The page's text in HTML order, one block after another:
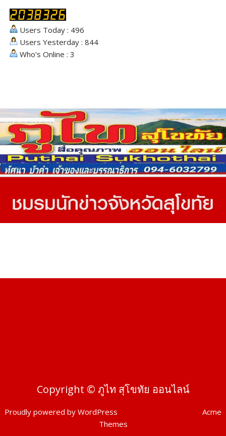
Users Today : 496
Users Yesterday : 844
Who's Online : 3
Copyright © ภูไท สุโขทัย ออนไลน์
Proudly powered by WordPress
Acme
Themes